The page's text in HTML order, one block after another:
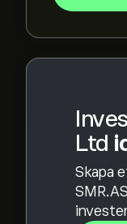
Ltd
Skapa